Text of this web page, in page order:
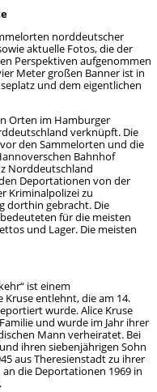
norddeutscher
aktuelle Fotos, die der
Perspektiven aufgenommen
Meter großen Banner ist in
und dem eigentlichen
Orten im Hamburger
verknüpft. Die
den Sammelorten und die
Bahnhof
Norddeutschland
Deportationen von der
Kriminalpolizei zu
dorthin gebracht. Die
für die meisten
und Lager. Die meisten
ist einem
entlehnt, die am 14.
wurde. Alice Kruse
und wurde im Jahr ihrer
Mann verheiratet. Bei
ihren siebenjährigen Sohn
aus Theresienstadt zu ihrer
die Deportationen 1969 in